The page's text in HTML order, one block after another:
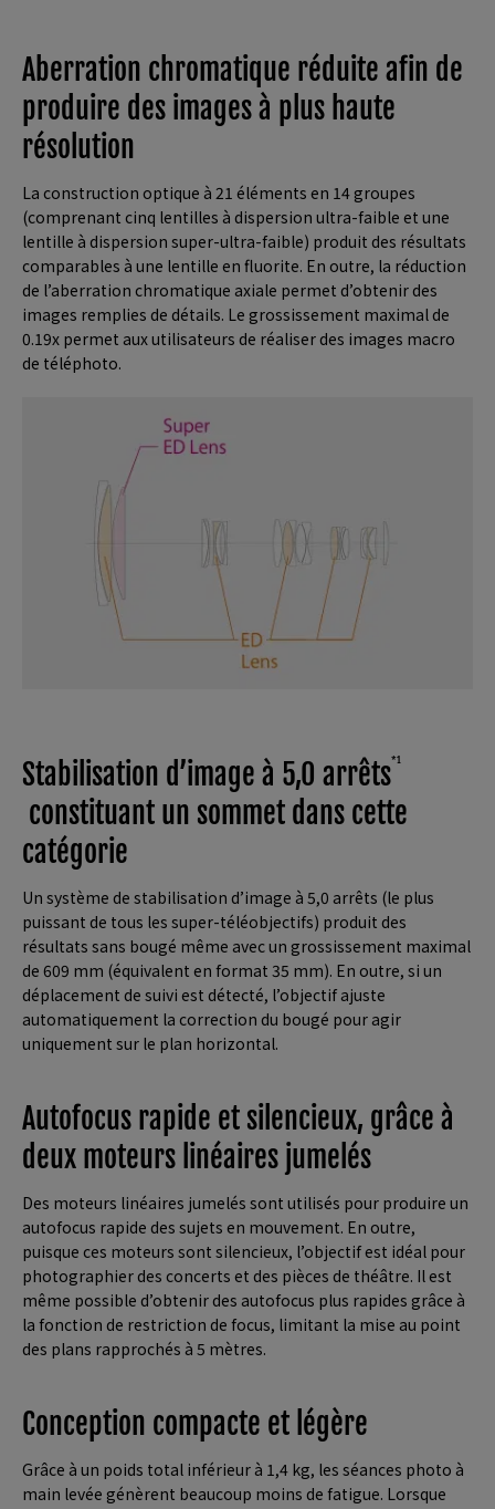
Aberration chromatique réduite afin de
produire des images à plus haute
résolution
La construction optique à 21 éléments en 14 groupes
(comprenant cinq lentilles à dispersion ultra-faible et une
lentille à dispersion super-ultra-faible) produit des résultats
comparables à une lentille en fluorite. En outre, la réduction
de l’aberration chromatique axiale permet d’obtenir des
images remplies de détails. Le grossissement maximal de
0.19x permet aux utilisateurs de réaliser des images macro
de téléphoto.
Stabilisation d’image à 5,0 arrêts*1
constituant un sommet dans cette
catégorie
Un système de stabilisation d’image à 5,0 arrêts (le plus
puissant de tous les super-téléobjectifs) produit des
résultats sans bougé même avec un grossissement maximal
de 609 mm (équivalent en format 35 mm). En outre, si un
déplacement de suivi est détecté, l’objectif ajuste
automatiquement la correction du bougé pour agir
uniquement sur le plan horizontal.
Autofocus rapide et silencieux, grâce à
deux moteurs linéaires jumelés
Des moteurs linéaires jumelés sont utilisés pour produire un
autofocus rapide des sujets en mouvement. En outre,
puisque ces moteurs sont silencieux, l’objectif est idéal pour
photographier des concerts et des pièces de théâtre. Il est
même possible d’obtenir des autofocus plus rapides grâce à
la fonction de restriction de focus, limitant la mise au point
des plans rapprochés à 5 mètres.
Conception compacte et légère
Grâce à un poids total inférieur à 1,4 kg, les séances photo à
main levée génèrent beaucoup moins de fatigue. Lorsque